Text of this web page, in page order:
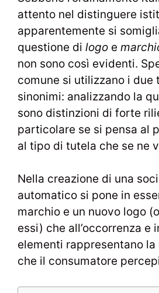
attento nel distinguere
apparentemente si
questione di logo e
non sono così evidenti.
comune si utilizzano i due
sinonimi: analizzando la
sono distinzioni di forte
particolare se si pensa al
al tipo di tutela che se ne
Nella creazione di una
automatico si pone in
marchio e un nuovo logo
essi) che all’occorrenza e
elementi rappresentano la
che il consumatore